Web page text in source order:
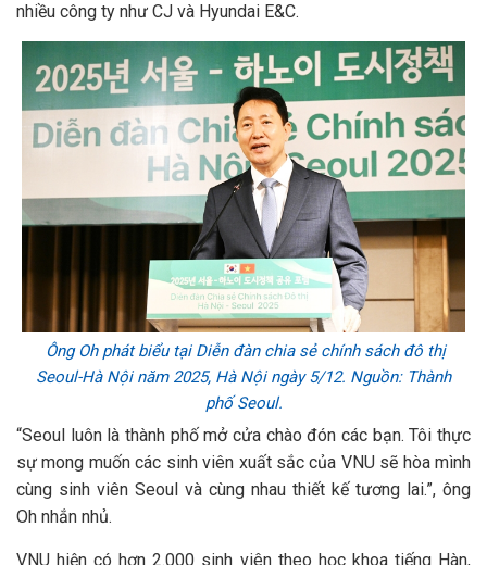
nhiều công ty như CJ và Hyundai E&C.
Ông Oh phát biểu tại Diễn đàn chia sẻ chính sách đô thị
Seoul-Hà Nội năm 2025, Hà Nội ngày 5/12. Nguồn: Thành
phố Seoul.
“Seoul luôn là thành phố mở cửa chào đón các bạn. Tôi thực
sự mong muốn các sinh viên xuất sắc của VNU sẽ hòa mình
cùng sinh viên Seoul và cùng nhau thiết kế tương lai.”, ông
Oh nhắn nhủ.
VNU hiện có hơn 2.000 sinh viên theo học khoa tiếng Hàn,